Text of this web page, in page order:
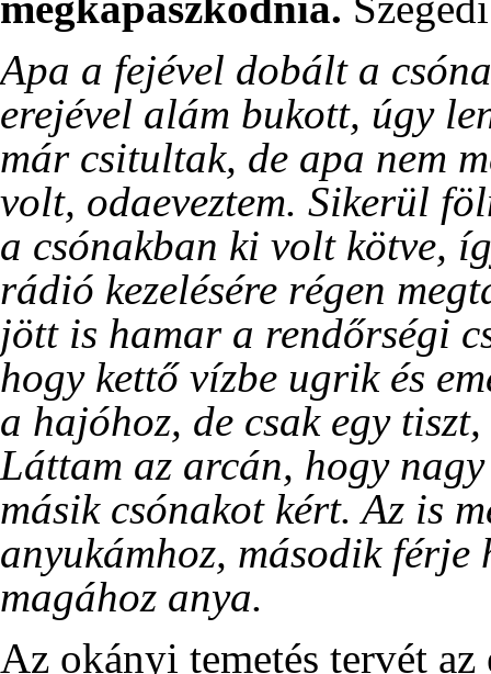
Apa a fejével dobált a
erejével alám bukott, úgy
már csitultak, de apa nem
volt, odaeveztem. Sikerül
a csónakban ki volt kötve,
rádió kezelésére régen
jött is hamar a rendőrségi
hogy kettő vízbe ugrik és
a hajóhoz, de csak egy
Láttam az arcán, hogy
másik csónakot kért. Az is
anyukámhoz, második
magához anya.
Az okányi temetés tervét